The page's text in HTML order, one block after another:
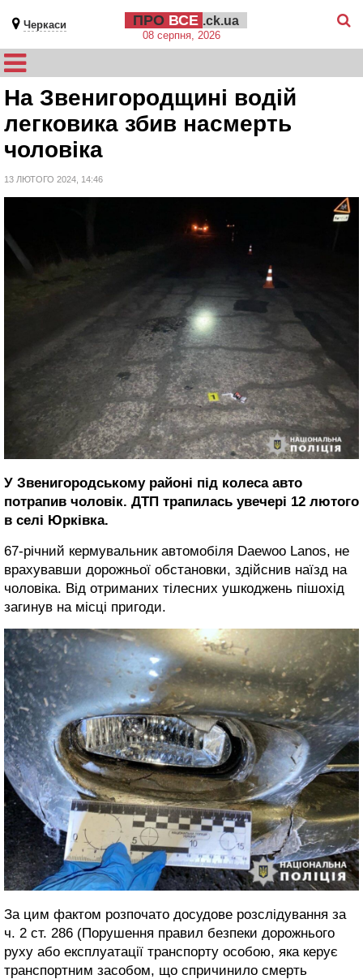
Черкаси ПРО ВСЕ .ck.ua
08 серпня, 2026
На Звенигородщині водій
легковика збив насмерть
чоловіка
13 ЛЮТОГО 2024, 14:46
У Звенигородському районі під колеса авто
потрапив чоловік. ДТП трапилась увечері 12 лютого
в селі Юрківка.
67-річний кермувальник автомобіля Daewoo Lanos, не
врахувавши дорожньої обстановки, здійснив наїзд на
чоловіка. Від отриманих тілесних ушкоджень пішохід
загинув на місці пригоди.
За цим фактом розпочато досудове розслідування за
ч. 2 ст. 286 (Порушення правил безпеки дорожнього
руху або експлуатації транспорту особою, яка керує
транспортним засобом, що спричинило смерть